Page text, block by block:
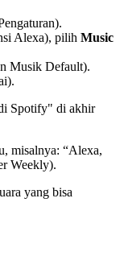
Alexa), pilih Music
Musik Default).
Spotify" di akhir
misalnya: “Alexa,
Weekly).
yang bisa